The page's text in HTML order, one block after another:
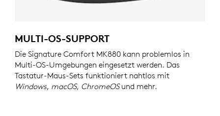
MULTI-OS-SUPPORT
Die Signature Comfort MK880 kann problemlos in
Multi-OS-Umgebungen eingesetzt werden. Das
Tastatur-Maus-Sets funktioniert nahtlos mit
Windows, macOS, ChromeOSund mehr.